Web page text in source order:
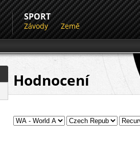
SPORT
Závody Země
Hodnocení